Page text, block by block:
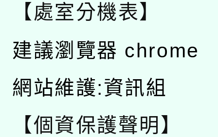
【處室分機表】
建議瀏覽器 chrome
網站維護:資訊組
【個資保護聲明】